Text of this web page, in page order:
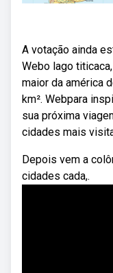
A votação ainda
Webo lago
maior da américa
km². Webpara
sua próxima
cidades mais
Depois vem a
cidades cada,.